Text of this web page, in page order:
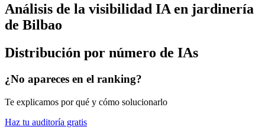
Análisis de la visibilidad IA en jardinería
de Bilbao
Distribución por número de IAs
¿No apareces en el ranking?
Te explicamos por qué y cómo solucionarlo
Haz tu auditoría gratis